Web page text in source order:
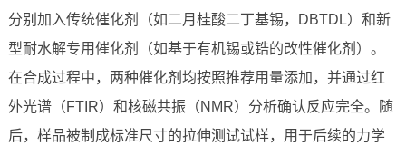
分别加入传统催化剂（如二月桂酸二丁基锡，DBTDL）和新
型耐水解专用催化剂（如基于有机锡或锆的改性催化剂）。
在合成过程中，两种催化剂均按照推荐用量添加，并通过红
外光谱（FTIR）和核磁共振（NMR）分析确认反应完全。随
后，样品被制成标准尺寸的拉伸测试试样，用于后续的力学